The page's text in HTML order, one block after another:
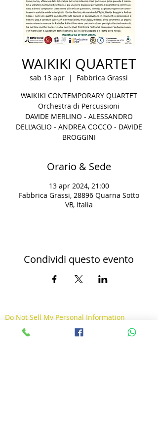
WAIKIKI QUARTET
sab 13 apr
  |
Fabbrica Grassi
WAIKIKI CONTEMPORARY QUARTET
Orchestra di Percussioni
DAVIDE MERLINO - ALESSANDRO
DELL’AGLIO - ANDREA COCCO - DAVIDE
BROGGINI
Orario & Sede
13 apr 2024, 21:00
Fabbrica Grassi, 28896 Quarna Sotto
VB, Italia
Condividi questo evento
Do Not Sell My Personal Information